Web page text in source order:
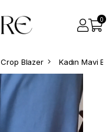
0
Crop Blazer Kadın Mavi